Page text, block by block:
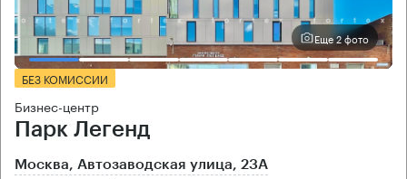
Еще 2 фото
БЕЗ КОМИССИИ
Бизнес-центр
Парк Легенд
Москва, Автозаводская улица, 23А